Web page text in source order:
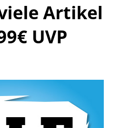
Artikel
UVP